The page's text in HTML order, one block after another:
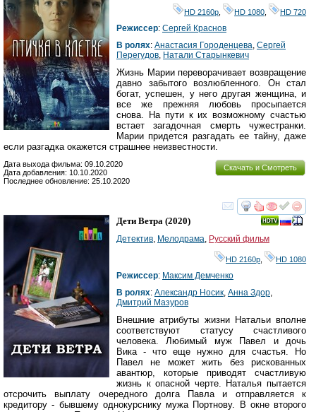
HD 2160р HD 1080 HD 720
Режиссер: Сергей Краснов
В ролях: Анастасия Городенцева, Сергей
Перегудов, Натали Старынкевич
Жизнь Марии переворачивает возвращение
давно забытого возлюбленного. Он стал
богат, успешен, у него другая женщина, и
все же прежняя любовь просыпается
снова. На пути к их возможному счастью
встает загадочная смерть чужестранки.
Марии придется разгадать ее тайну, даже
если разгадка окажется страшнее неизвестности.
Скачать и Смотреть
Дата выхода фильма: 09.10.2020
Дата добавления: 10.10.2020
Последнее обновление: 25.10.2020
смотреть
Дети Ветра (2020)
Детектив, Мелодрама, Русский фильм
HD 2160р HD 1080
Режиссер: Максим Демченко
В ролях: Александр Носик, Анна Здор,
Дмитрий Мазуров
Внешние атрибуты жизни Натальи вполне
соответствуют статусу счастливого
человека. Любимый муж Павел и дочь
Вика - что еще нужно для счастья. Но
Павел не может жить без рискованных
авантюр, которые приводят счастливую
жизнь к опасной черте. Наталья пытается
отсрочить выплату очередного долга Павла и отправляется к
кредитору - бывшему однокурснику мужа Портнову. В окне второго